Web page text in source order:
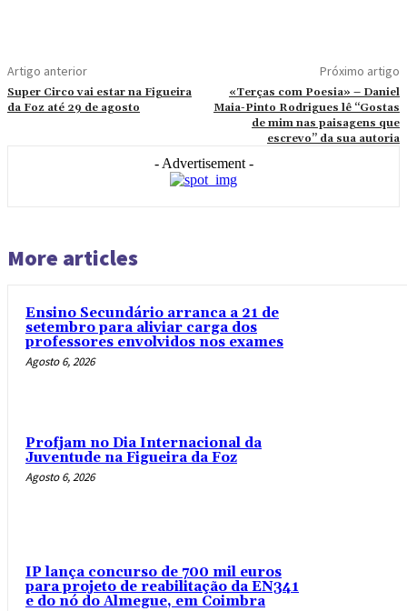
Artigo anterior
Super Circo vai estar na Figueira
da Foz até 29 de agosto
Próximo artigo
«Terças com Poesia» – Daniel
Maia-Pinto Rodrigues lê “Gostas
de mim nas paisagens que
escrevo” da sua autoria
- Advertisement -
More articles
Ensino Secundário arranca a 21 de
setembro para aliviar carga dos
professores envolvidos nos exames
Agosto 6, 2026
Profjam no Dia Internacional da
Juventude na Figueira da Foz
Agosto 6, 2026
IP lança concurso de 700 mil euros
para projeto de reabilitação da EN341
e do nó do Almegue, em Coimbra